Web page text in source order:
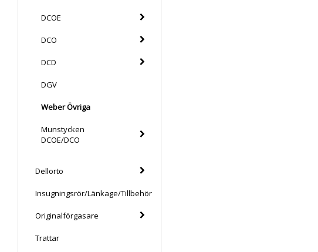
DCOE
DCO
DCD
DGV
Weber Övriga
Munstycken
DCOE/DCO
Dellorto
Insugningsrör/Länkage/Tillbehör
Originalförgasare
Trattar